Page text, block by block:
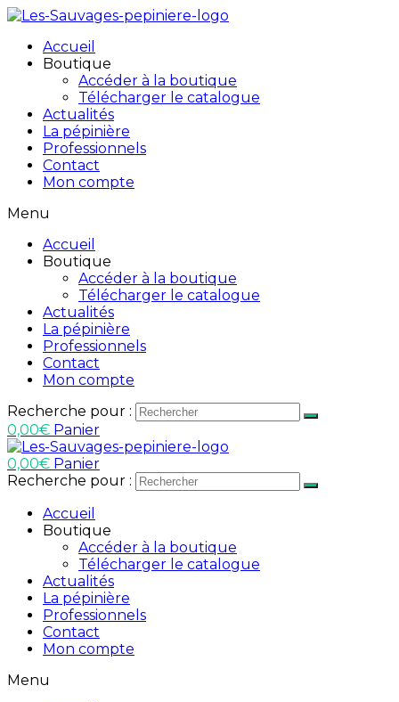
Accueil
Boutique
Accéder à la boutique
Télécharger le catalogue
Actualités
La pépinière
Professionnels
Contact
Mon compte
Menu
Accueil
Boutique
Accéder à la boutique
Télécharger le catalogue
Actualités
La pépinière
Professionnels
Contact
Mon compte
Recherche pour :
0,00€ Panier
0,00€ Panier
Recherche pour :
Accueil
Boutique
Accéder à la boutique
Télécharger le catalogue
Actualités
La pépinière
Professionnels
Contact
Mon compte
Menu